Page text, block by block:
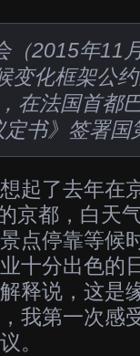
（2015年11
变化框架公
在法国首都
书》签署国
起了去年在
京都，白天
点停靠等候
十分出色的
释说，这是
我第一次感
。